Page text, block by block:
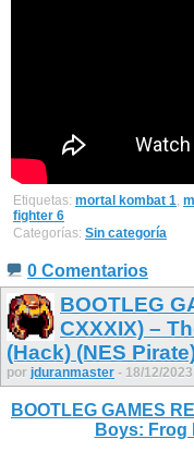
Etiquetas: mortal kombat 1
fighter 6
Categorías: Sin categoría
0 Comentarios
BOOTLEG
CXXXIX) –
(Hack) (NES
por jduranmaster - 18/12/
BOOTLEG GAMES
Boys: Frog